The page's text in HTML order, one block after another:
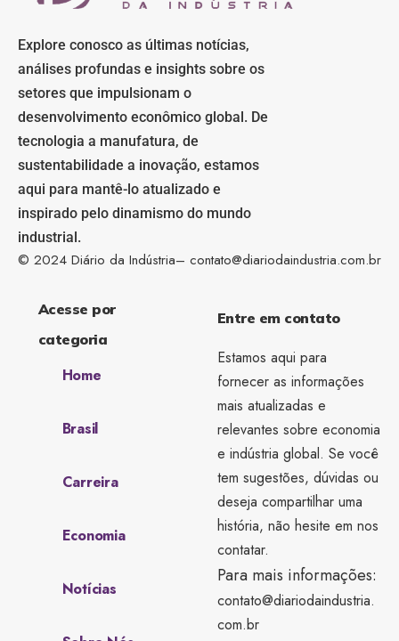
Explore conosco as últimas notícias,
análises profundas e insights sobre os
setores que impulsionam o
desenvolvimento econômico global. De
tecnologia a manufatura, de
sustentabilidade a inovação, estamos
aqui para mantê-lo atualizado e
inspirado pelo dinamismo do mundo
industrial.
© 2024 Diário da Indústria– contato@diariodaindustria.com.br
Acesse por
categoria
Home
Brasil
Carreira
Economia
Notícias
Entre em contato
Estamos aqui para
fornecer as informações
mais atualizadas e
relevantes sobre economia
e indústria global. Se você
tem sugestões, dúvidas ou
deseja compartilhar uma
história, não hesite em nos
contatar.
Para mais informações:
contato@diariodaindustria.
com.br